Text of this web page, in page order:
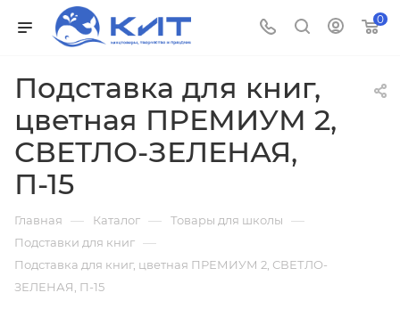
0
Подставка для книг,
цветная ПРЕМИУМ 2,
СВЕТЛО-ЗЕЛЕНАЯ,
П-15
Главная — Каталог — Товары для школы —
Подставки для книг —
Подставка для книг, цветная ПРЕМИУМ 2, СВЕТЛО-
ЗЕЛЕНАЯ, П-15